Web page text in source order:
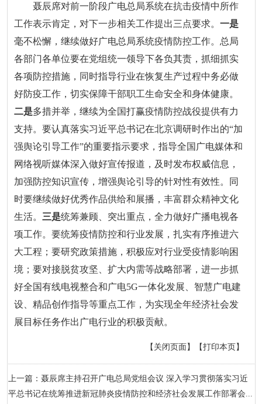
聂辰席对前一阶段广电总局系统在抗击疫情中所作
工作表示肯定，对下一步相关工作提出三点要求。一是
毫不松懈，继续做好广电总局系统疫情防控工作。总局
各部门各单位要在党组统一领导下各负其责，抓细抓实
各项防控措施，同时指导行业在恢复生产过程中务必做
好防疫工作，切实保障干部职工生命安全和身体健康。
二是多措并举，继续为全国打赢疫情防控战役提供有力
支持。要认真落实习近平总书记在北京调研时作出的“加
强舆论引导工作”的重要指示要求，指导全国广电媒体和
网络视听媒体深入做好宣传报道，及时发布权威信息，
加强防控知识宣传，增强舆论引导的针对性有效性。同
时要继续做好优秀作品供给和展播，丰富群众精神文化
生活。 三是统筹兼顾、突出重点，全力做好广播电视各
项工作。要统筹疫情防控和行业发展，扎实有序推进六
大工程；要研究政策措施，积极应对行业受疫情影响困
境；要对接脱贫攻坚、扩大内需等战略部署，进一步抓
好全国有线电视整合和广电5G一体化发展、智慧广电建
设、精品创作指导等重点工作，为实现全年经济社会发
展目标任务作出广电行业的积极贡献。
【打印本页】
【关闭页面】
上一篇：聂辰席主持召开广电总局党组会议 深入学习贯彻落实习近
平总书记在统筹推进新冠肺炎疫情防控和经济社会发展工作部署会...